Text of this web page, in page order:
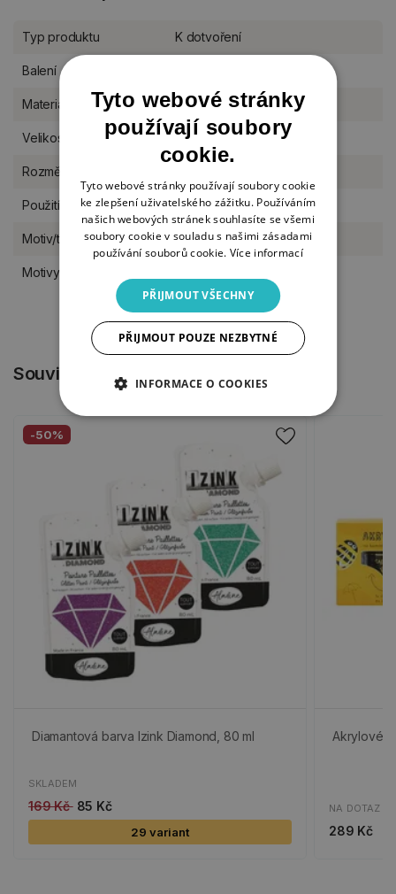
Typ produktu K dotvoření
Balení
Materiál dřevo
Velikost XS (do 6 cm)
Rozměr
Použití s otvorem k zavěšení
Motiv/téma Vánoce a advent
Motivy výřezů
Související produkty
-50%
Diamantová barva Izink Diamond, 80 ml
SKLADEM
169 Kč 85 Kč
29 variant
Akrylové
NA DOTAZ
289 Kč
Tyto webové stránky
používají soubory
cookie.
Tyto webové stránky používají soubory cookie
ke zlepšení uživatelského zážitku. Používáním
našich webových stránek souhlasíte se všemi
soubory cookie v souladu s našimi zásadami
používání souborů cookie. Více informací
PŘIJMOUT VŠECHNY
PŘIJMOUT POUZE NEZBYTNÉ
INFORMACE O COOKIES